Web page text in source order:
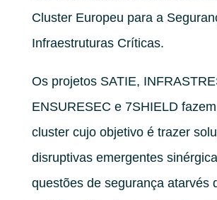
Cluster Europeu para a
Infraestruturas Críticas.
Os projetos SATIE,
ENSURESEC e 7SHIELD
cluster cujo objetivo é trazer
disruptivas emergentes
questões de segurança atarvés